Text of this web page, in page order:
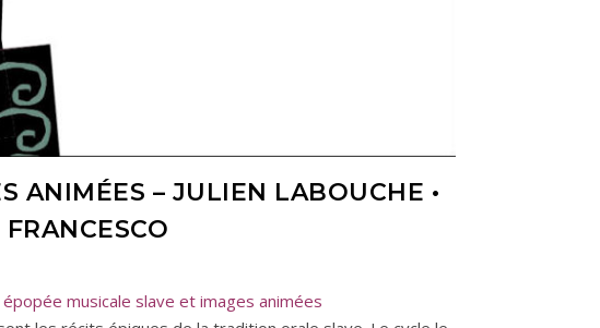
ANIMÉES – JULIEN LABOUCHE •
musicale slave et images animées